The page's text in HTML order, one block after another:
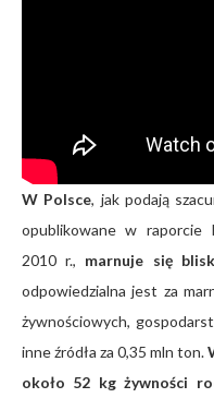
W Polsce, jak podają
opublikowane w raporcie
2010 r., marnuje się
odpowiedzialna jest za
żywnościowych,
inne źródła za 0,35 mln ton.
około 52 kg żywności